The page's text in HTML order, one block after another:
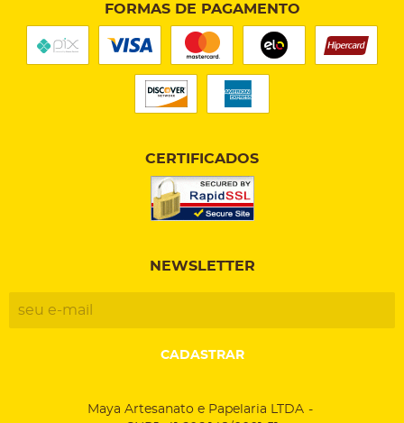
FORMAS DE PAGAMENTO
CERTIFICADOS
NEWSLETTER
CADASTRAR
Maya Artesanato e Papelaria LTDA